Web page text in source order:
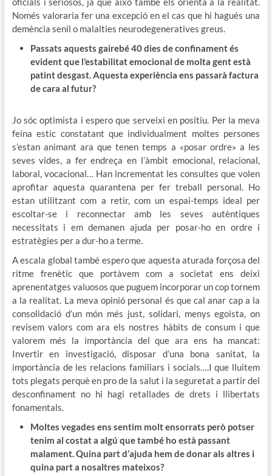
Només valoraria fer una excepció en el cas que hi hagués una
demència senil o malalties neurodegeneratives greus.
Passats aquests gairebé 40 dies de confinament és
evident que l’estabilitat emocional de molta gent està
patint desgast. Aquesta experiència ens passarà factura
de cara al futur?
Jo sóc optimista i espero que serveixi en positiu. Per la meva
feina estic constatant que individualment moltes persones
s’estan animant ara que tenen temps a «posar ordre» a les
seves vides, a fer endreça en l’àmbit emocional, relacional,
laboral, vocacional… Han incrementat les consultes que volen
aprofitar aquesta quarantena per fer treball personal. Ho
estan utilitzant com a retir, com un espai-temps ideal per
escoltar-se i reconnectar amb les seves autèntiques
necessitats i em demanen ajuda per posar-ho en ordre i
estratègies per a dur-ho a terme.
A escala global també espero que aquesta aturada forçosa del
ritme frenètic que portàvem com a societat ens deixi
aprenentatges valuosos que puguem incorporar un cop tornem
a la realitat. La meva opinió personal és que cal anar cap a la
consolidació d’un món més just, solidari, menys egoista, on
revisem valors com ara els nostres hàbits de consum i que
valorem més la importància del que ara ens ha mancat:
Invertir en investigació, disposar d’una bona sanitat, la
importància de les relacions familiars i socials….I que lluitem
tots plegats perquè en pro de la salut i la seguretat a partir del
desconfinament no hi hagi retallades de drets i llibertats
fonamentals.
Moltes vegades ens sentim molt ensorrats però potser
tenim al costat a algú que també ho està passant
malament. Quina part d’ajuda hem de donar als altres i
quina part a nosaltres mateixos?